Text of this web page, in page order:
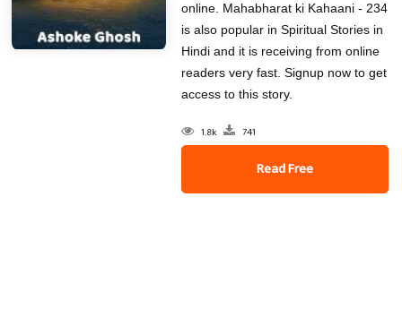
online. Mahabharat ki Kahaani - 234
is also popular in Spiritual Stories in
Hindi and it is receiving from online
readers very fast. Signup now to get
access to this story.
1.8k 741
Read Free